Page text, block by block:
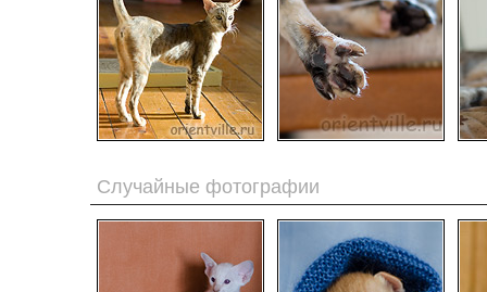
Случайные фотографии